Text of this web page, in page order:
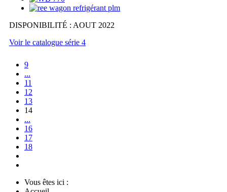
DISPONIBILITÉ : AOUT 2022
Voir le catalogue série 4
9
...
11
12
13
14
...
16
17
18
Vous êtes ici :